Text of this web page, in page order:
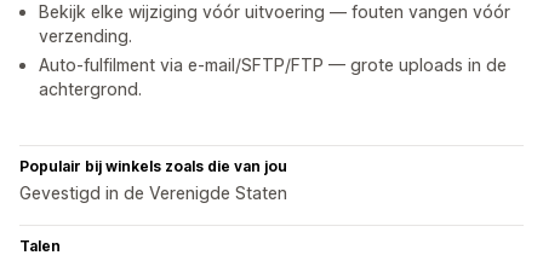
Bekijk elke wijziging vóór uitvoering — fouten vangen vóór
verzending.
Auto-fulfilment via e-mail/SFTP/FTP — grote uploads in de
achtergrond.
Populair bij winkels zoals die van jou
Gevestigd in de Verenigde Staten
Talen